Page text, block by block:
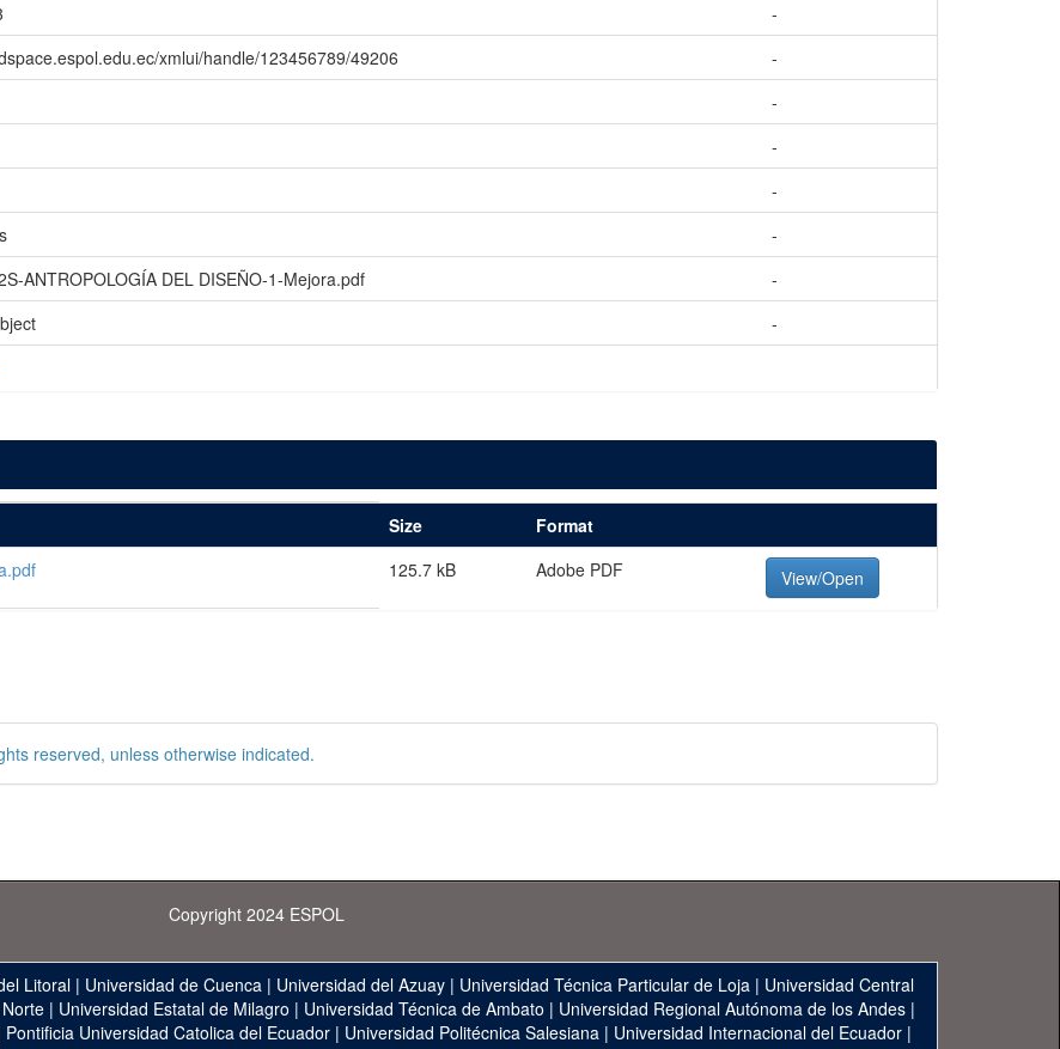
-
xmlui/handle/123456789/49206
-
-
-
-
-
ANTROPOLOGÍA DEL DISEÑO-1-Mejora.pdf
-
-
Size
Format
125.7 kB Adobe PDF View/Open
reserved, unless otherwise indicated.
Copyright 2024 ESPOL
Litoral | Universidad de Cuenca | Universidad del Azuay | Universidad Técnica Particular de Loja | Universidad Central
| Universidad Estatal de Milagro | Universidad Técnica de Ambato | Universidad Regional Autónoma de los Andes|
Pontificia Universidad Catolica del Ecuador| Universidad Politécnica Salesiana| Universidad Internacional del Ecuador|